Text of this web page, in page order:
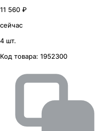
11 560 ₽
сейчас
4 шт.
Код товара: 1952300